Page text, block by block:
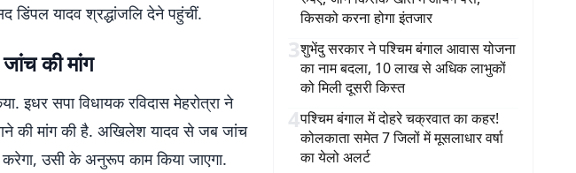
डिंपल यादव श्रद्धांजलि देने पहुंचीं.
की मांग
इधर सपा विधायक रविदास मेहरोत्रा ने
की मांग की है. अखिलेश यादव से जब जांच
करेगा, उसी के अनुरूप काम किया जाएगा.
किसको करना होगा इंतजार
3शुभेंदु सरकार ने पश्चिम बंगाल आवास योजना
का नाम बदला, 10 लाख से अधिक लाभुकों
को मिली दूसरी किस्त
4पश्चिम बंगाल में दोहरे चक्रवात का कहर!
कोलकाता समेत 7 जिलों में मूसलाधार वर्षा
का येलो अलर्ट